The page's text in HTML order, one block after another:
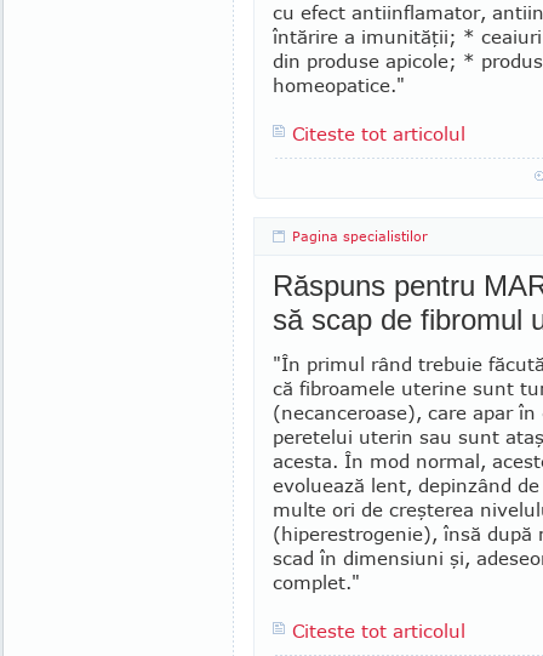
cu efect antiinflamator,
întărire a imunităţii; * ceaiuri
din produse api­cole; *
homeopatice."
Citeste tot articolul
Pagina specialistilor
Răspuns pentru
să scap de fibromul
"În primul rând trebuie
că fibroamele uterine sunt
(necanceroase), care apar în
peretelui uterin sau sunt
acesta. În mod nor­mal,
evoluează lent, depinzând
multe ori de creşterea
(hiperestrogenie), însă după
scad în dimensiuni şi,
complet."
Citeste tot articolul